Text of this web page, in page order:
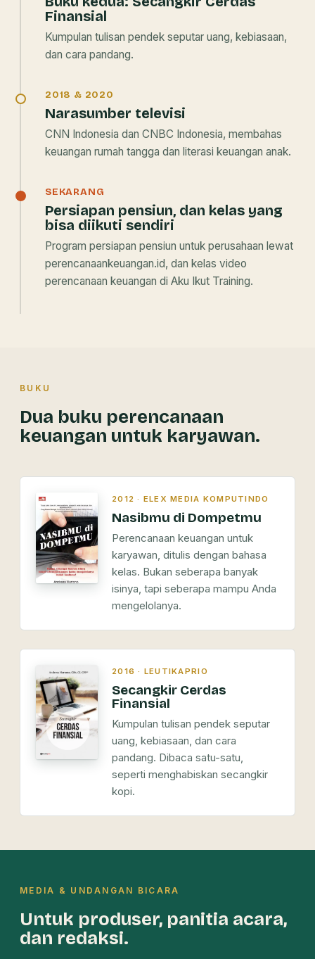
Finansial
Kumpulan tulisan pendek seputar uang, kebiasaan,
dan cara pandang.
2018 & 2020
Narasumber televisi
CNN Indonesia dan CNBC Indonesia, membahas
keuangan rumah tangga dan literasi keuangan anak.
SEKARANG
Persiapan pensiun, dan kelas yang
bisa diikuti sendiri
Program persiapan pensiun untuk perusahaan lewat
perencanaankeuangan.id, dan kelas video
perencanaan keuangan di Aku Ikut Training.
BUKU
Dua buku perencanaan
keuangan untuk karyawan.
2012 · ELEX MEDIA KOMPUTINDO
Nasibmu di Dompetmu
Perencanaan keuangan untuk
karyawan, ditulis dengan bahasa
kelas. Bukan seberapa banyak
isinya, tapi seberapa mampu Anda
mengelolanya.
2016 · LEUTIKAPRIO
Secangkir Cerdas
Finansial
Kumpulan tulisan pendek seputar
uang, kebiasaan, dan cara
pandang. Dibaca satu-satu,
seperti menghabiskan secangkir
kopi.
MEDIA & UNDANGAN BICARA
Untuk produser, panitia acara,
dan redaksi.